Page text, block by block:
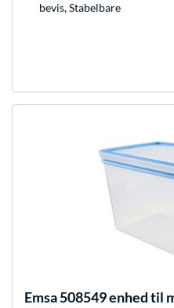
bevis, Stabelbare
Emsa508549 enhed til